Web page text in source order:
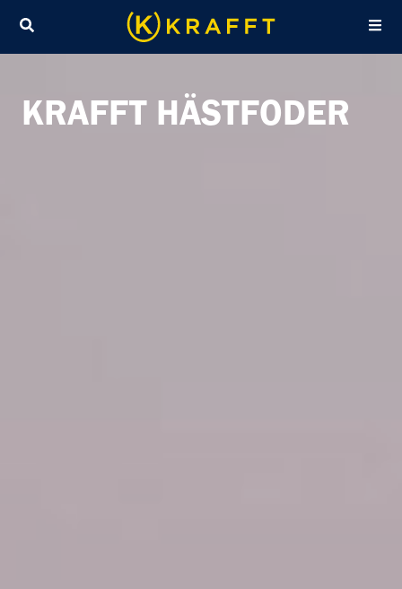
KRAFFT HÄSTFODER